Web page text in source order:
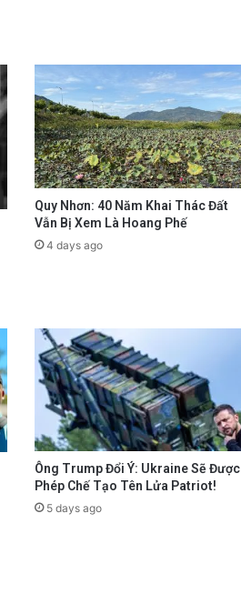
Quy Nhơn: 40 Năm Khai Thác Đất
Vẫn Bị Xem Là Hoang Phế
4 days ago
Ông Trump Đổi Ý: Ukraine Sẽ Được
Phép Chế Tạo Tên Lửa Patriot!
5 days ago